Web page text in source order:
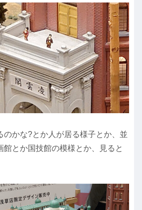
のかな?とか人が居る様子とか、並
館とか国技館の模様とか、見ると